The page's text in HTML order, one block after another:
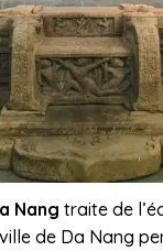
Nang traite de
de Da Nang